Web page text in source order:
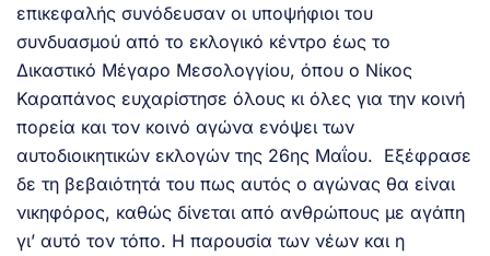
επικεφαλής συνόδευσαν οι υποψήφιοι του
συνδυασμού από το εκλογικό κέντρο έως το
Δικαστικό Μέγαρο Μεσολογγίου, όπου ο Νίκος
Καραπάνος ευχαρίστησε όλους κι όλες για την κοινή
πορεία και τον κοινό αγώνα ενόψει των
αυτοδιοικητικών εκλογών της 26ης Μαΐου. Εξέφρασε
δε τη βεβαιότητά του πως αυτός ο αγώνας θα είναι
νικηφόρος, καθώς δίνεται από ανθρώπους με αγάπη
γι’ αυτό τον τόπο. Η παρουσία των νέων και η